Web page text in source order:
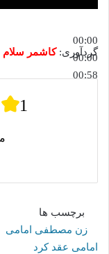
00:00
00:00
00:58
گردآوری:کاشمر سلام
1
برچسب ها
زن مصطفی امامی
امامی عقد کرد